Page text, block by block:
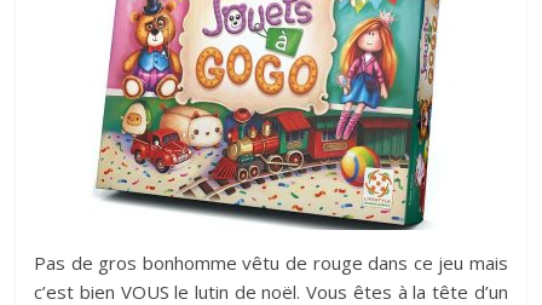
Pas de gros bonhomme vêtu de rouge dans ce jeu mais
c’est bien VOUS le lutin de noël. Vous êtes à la tête d’un